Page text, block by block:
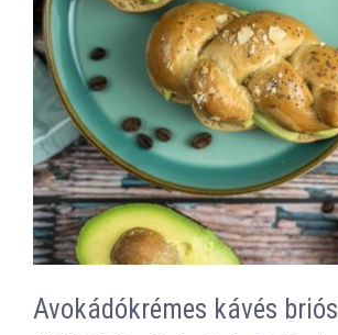
Avokádókrémes kávés briós